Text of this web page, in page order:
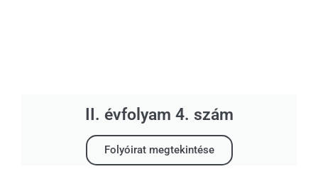
II. évfolyam 4. szám
Folyóirat megtekintése